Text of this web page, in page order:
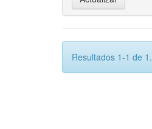
Resultados 1-1 de 1.